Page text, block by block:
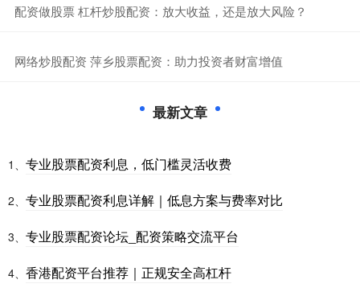
​配资做股票 杠杆炒股配资：放大收益，还是放大风险？
​网络炒股配资 萍乡股票配资：助力投资者财富增值
最新文章
1、 专业股票配资利息，低门槛灵活收费
2、 专业股票配资利息详解｜低息方案与费率对比
3、 专业股票配资论坛_配资策略交流平台
4、 香港配资平台推荐｜正规安全高杠杆